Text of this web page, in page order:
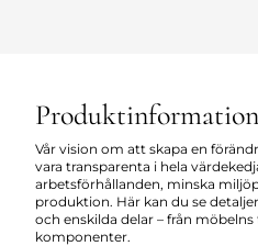
Produktinformation
Vår vision om att skapa en
vara transparenta i hela
arbetsförhållanden, minska
produktion. Här kan du se
och enskilda delar – från
komponenter.